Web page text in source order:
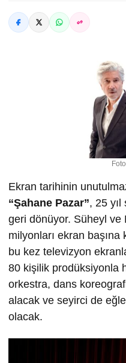
Ekran tarihinin
“Şahane Pazar”, 25
geri dönüyor. Süheyl ve
milyonları ekran
bu kez televizyon
80 kişilik prodüksiyonla
orkestra, dans
alacak ve seyirci de
olacak.